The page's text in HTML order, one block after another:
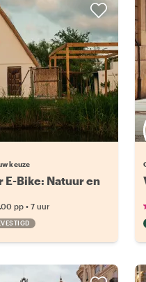
keuze
E-Bike: Natuur en
pp • 7 uur